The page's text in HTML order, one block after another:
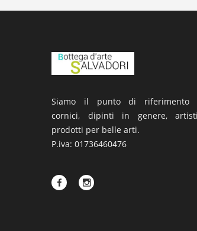
Siamo il punto di riferimento
cornici, dipinti in genere,
prodotti per belle arti.
P.iva: 01736460476